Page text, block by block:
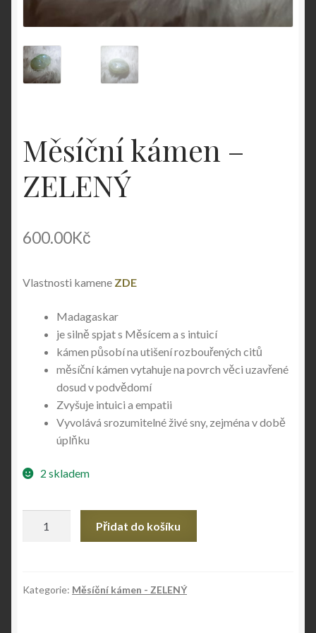
Měsíční kámen –
ZELENÝ
600.00Kč
Vlastnosti kamene ZDE
Madagaskar
je silně spjat s Měsícem a s intuicí
kámen působí na utišení rozbouřených citů
měsíční kámen vytahuje na povrch věci uzavřené
dosud v podvědomí
Zvyšuje intuici a empatii
Vyvolává srozumitelné živé sny, zejména v době
úplňku
2 skladem
množství
Přidat do košíku
Kategorie: Měsíční kámen - ZELENÝ